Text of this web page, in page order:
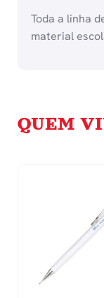
Toda a linha
material
QUEM